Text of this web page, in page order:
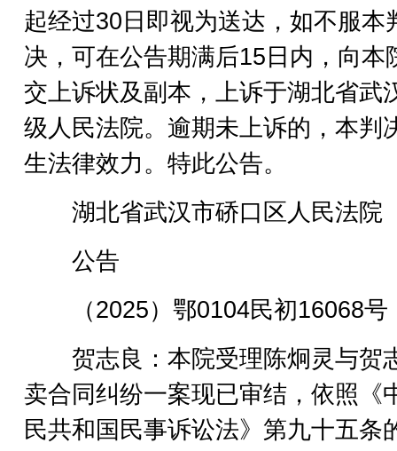
起经过30日即视为送达，如不服本
决，可在公告期满后15日内，向本
交上诉状及副本，上诉于湖北省武
级人民法院。逾期未上诉的，本判
生法律效力。特此公告。
湖北省武汉市硚口区人民法院
公告
（2025）鄂0104民初16068号
贺志良：本院受理陈炯灵与贺
卖合同纠纷一案现已审结，依照《
民共和国民事诉讼法》第九十五条